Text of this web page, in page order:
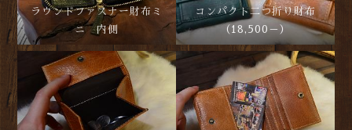
ラウンドファスナー財布ミ
ニ 内側
コンパクト二つ折り財布
（18,500－）